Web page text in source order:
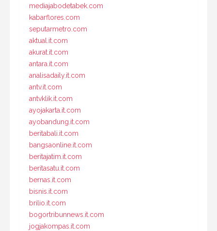
mediajabodetabek.com
kabarflores.com
seputarmetro.com
aktual.it.com
akurat.it.com
antara.it.com
analisadaily.it.com
antv.it.com
antvklik.it.com
ayojakarta.it.com
ayobandung.it.com
beritabali.it.com
bangsaonline.it.com
beritajatim.it.com
beritasatu.it.com
bernas.it.com
bisnis.it.com
brilio.it.com
bogortribunnews.it.com
jogjakompas.it.com